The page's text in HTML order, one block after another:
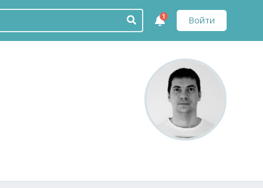
Войти
1